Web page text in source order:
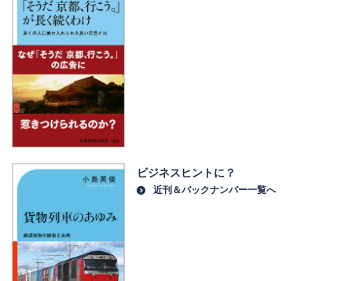
ビジネスヒントに？
近刊＆バックナンバー一覧へ